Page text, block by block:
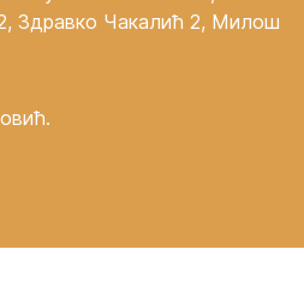
Здравко Чакалић 2, Милош